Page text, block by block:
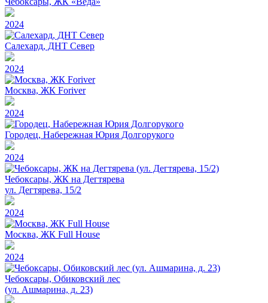
2024
Салехард, ДНТ Север
2024
Москва, ЖК Foriver
2024
Городец, Набережная Юрия Долгорукого
2024
Чебоксары, ЖК на Дегтярева
ул. Дегтярева, 15/2
2024
Москва, ЖК Full House
2024
Чебоксары, Обиковский лес
(ул. Ашмарина, д. 23)